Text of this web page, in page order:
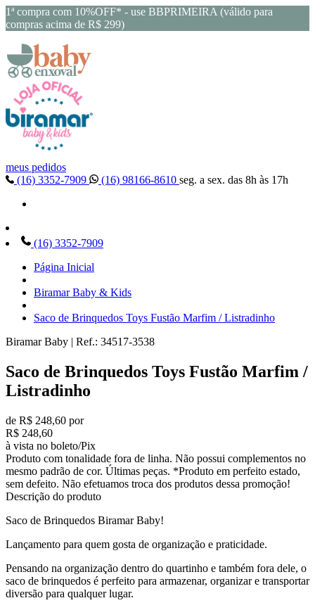
1ª compra com 10%OFF* - use BBPRIMEIRA (válido para
compras acima de R$ 299)
meus pedidos
(16) 3352-7909
(16) 98166-8610 seg. a sex. das 8h às 17h
(16) 3352-7909
Página Inicial
Biramar Baby & Kids
Saco de Brinquedos Toys Fustão Marfim / Listradinho
Biramar Baby | Ref.: 34517-3538
Saco de Brinquedos Toys Fustão Marfim /
Listradinho
de R$ 248,60 por
R$ 248,60
à vista no boleto/Pix
Produto com tonalidade fora de linha. Não possui complementos no
mesmo padrão de cor. Últimas peças. *Produto em perfeito estado,
sem defeito. Não efetuamos troca dos produtos dessa promoção!
Descrição do produto
Saco de Brinquedos Biramar Baby!
Lançamento para quem gosta de organização e praticidade.
Pensando na organização dentro do quartinho e também fora dele, o
saco de brinquedos é perfeito para armazenar, organizar e transportar
diversão para qualquer lugar.